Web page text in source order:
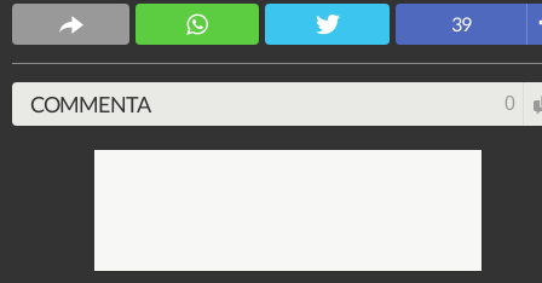
39
COMMENTA 0